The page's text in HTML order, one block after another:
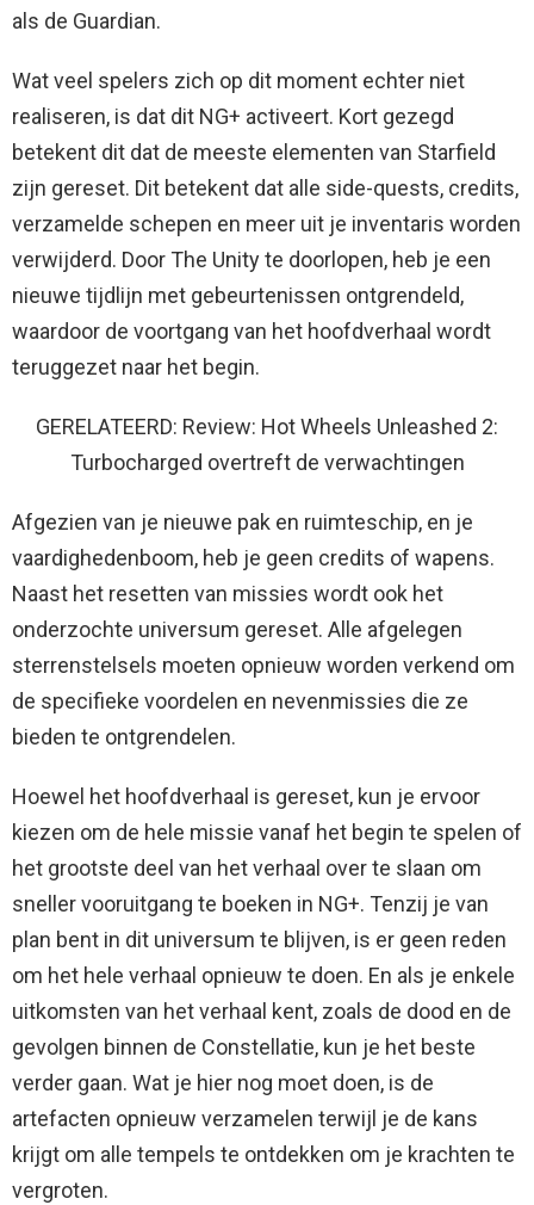
als de Guardian.
Wat veel spelers zich op dit moment echter niet
realiseren, is dat dit NG+ activeert. Kort gezegd
betekent dit dat de meeste elementen van Starfield
zijn gereset. Dit betekent dat alle side-quests, credits,
verzamelde schepen en meer uit je inventaris worden
verwijderd. Door The Unity te doorlopen, heb je een
nieuwe tijdlijn met gebeurtenissen ontgrendeld,
waardoor de voortgang van het hoofdverhaal wordt
teruggezet naar het begin.
GERELATEERD: Review: Hot Wheels Unleashed 2:
Turbocharged overtreft de verwachtingen
Afgezien van je nieuwe pak en ruimteschip, en je
vaardighedenboom, heb je geen credits of wapens.
Naast het resetten van missies wordt ook het
onderzochte universum gereset. Alle afgelegen
sterrenstelsels moeten opnieuw worden verkend om
de specifieke voordelen en nevenmissies die ze
bieden te ontgrendelen.
Hoewel het hoofdverhaal is gereset, kun je ervoor
kiezen om de hele missie vanaf het begin te spelen of
het grootste deel van het verhaal over te slaan om
sneller vooruitgang te boeken in NG+. Tenzij je van
plan bent in dit universum te blijven, is er geen reden
om het hele verhaal opnieuw te doen. En als je enkele
uitkomsten van het verhaal kent, zoals de dood en de
gevolgen binnen de Constellatie, kun je het beste
verder gaan. Wat je hier nog moet doen, is de
artefacten opnieuw verzamelen terwijl je de kans
krijgt om alle tempels te ontdekken om je krachten te
vergroten.